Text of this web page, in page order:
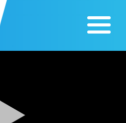
2025 s pozvánkou